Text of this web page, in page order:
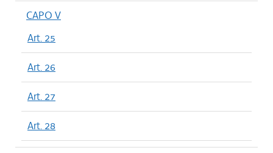
CAPO V
Art. 25
Art. 26
Art. 27
Art. 28